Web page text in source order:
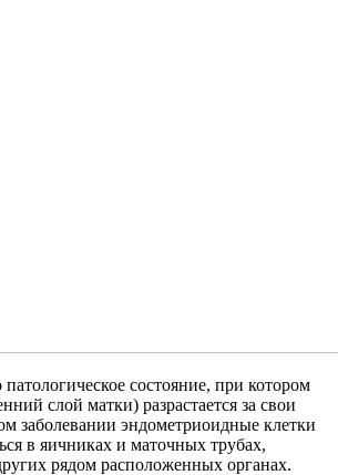
состояние, при котором
слой матки) разрастается за свои
заболевании эндометриоидные клетки
в яичниках и маточных трубах,
рядом расположенных органах.